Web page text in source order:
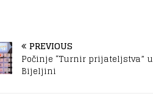
PREVIOUS
Počinje “Turnir prijateljstva” u
Bijeljini